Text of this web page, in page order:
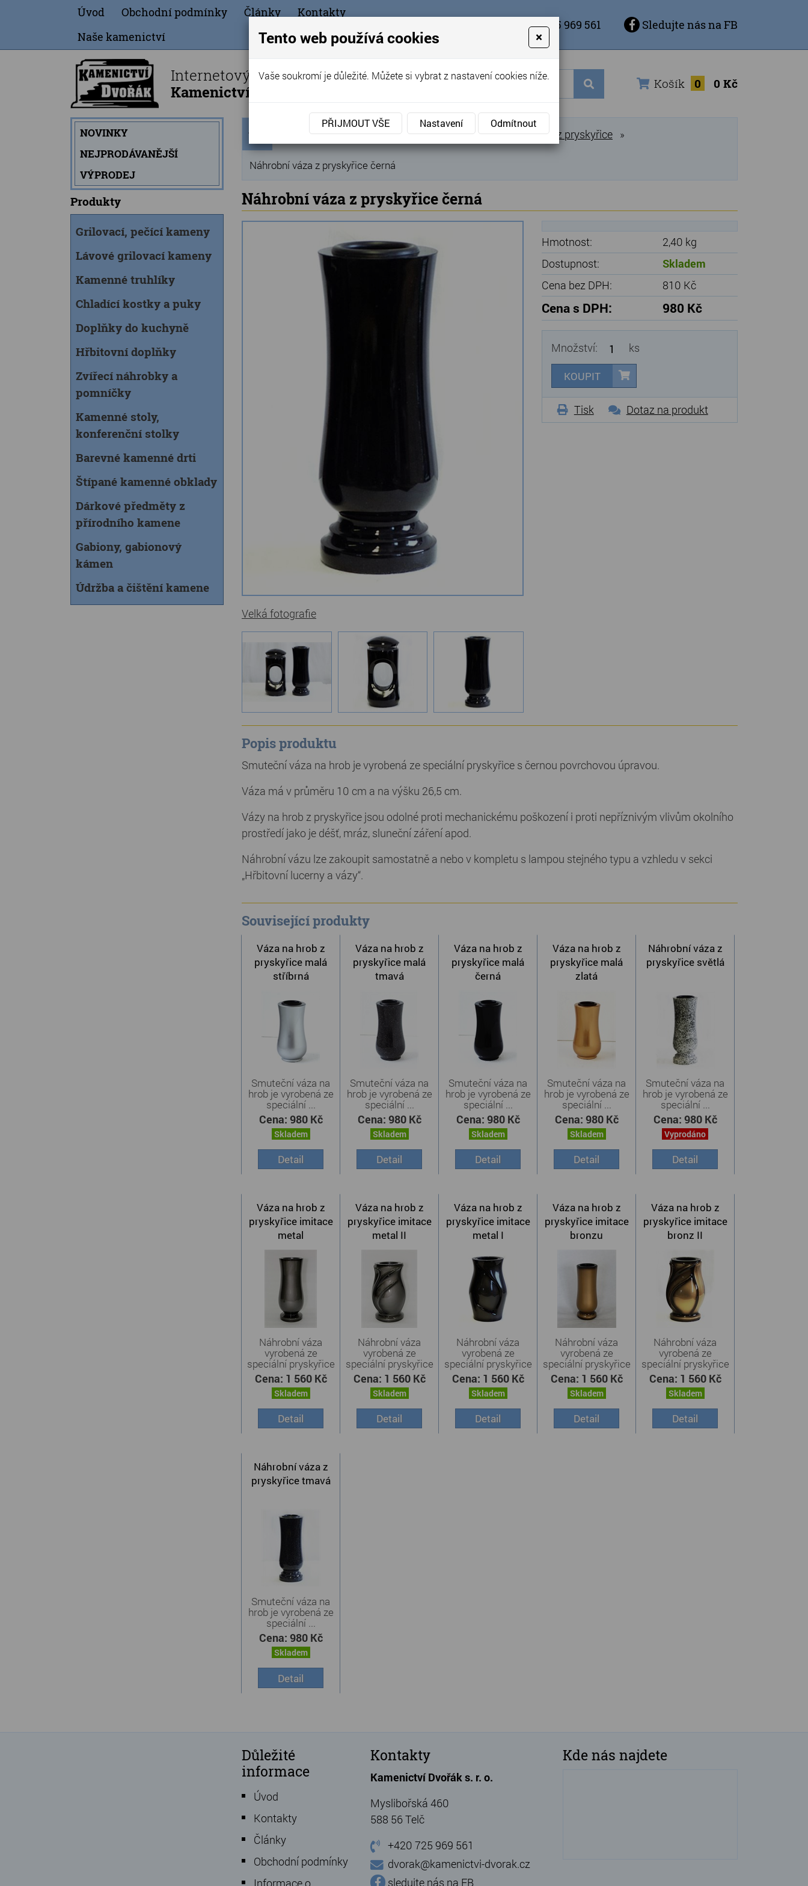
Úvod Obchodní podmínky Články
Kontakty
Naše kamenictví
+420 725 969 561 Sledujte nás na FB
Internetový obchod
Kamenictví Dvořák - Telč
Košík 0 0 Kč
NOVINKY
NEJPRODÁVANĚJŠÍ
VÝPRODEJ
Produkty
Grilovací, pečící kameny
Lávové grilovací kameny
Kamenné truhlíky
Chladící kostky a puky
Doplňky do kuchyně
Hřbitovní doplňky
Zvířecí náhrobky a
pomníčky
Kamenné stoly,
konferenční stolky
Barevné kamenné drti
Štípané kamenné obklady
Dárkové předměty z
přírodního kamene
Gabiony, gabionový
kámen
Údržba a čištění kamene
stránka
Produkty » Hřbitovní doplňky » Hřbitovní vázy » Vázy z pryskyřice »
Náhrobní váza z pryskyřice černá
Náhrobní váza z pryskyřice černá
Velká fotografie
Hmotnost:
2,40 kg
Dostupnost:
Skladem
Cena bez DPH:
810 Kč
Cena s DPH: 980 Kč
Množství: ks
KOUPIT
Tisk Dotaz na produkt
Popis produktu
Smuteční váza na hrob je vyrobená ze speciální pryskyřice s černou povrchovou úpravou.
Váza má v průměru 10 cm a na výšku 26,5 cm.
Vázy na hrob z pryskyřice jsou odolné proti mechanickému poškození i proti nepříznivým vlivům okolního
prostředí jako je déšť, mráz, sluneční záření apod.
Náhrobní vázu lze zakoupit samostatně a nebo v kompletu s lampou stejného typu a vzhledu v sekci
„Hřbitovní lucerny a vázy“.
Související produkty
Váza na hrob z
pryskyřice malá
stříbrná
Smuteční váza na
hrob je vyrobená ze
speciální ...
Cena: 980 Kč
Skladem
Detail
Váza na hrob z
pryskyřice malá
tmavá
Smuteční váza na
hrob je vyrobená ze
speciální ...
Cena: 980 Kč
Skladem
Detail
Váza na hrob z
pryskyřice malá
černá
Smuteční váza na
hrob je vyrobená ze
speciální ...
Cena: 980 Kč
Skladem
Detail
Váza na hrob z
pryskyřice malá
zlatá
Smuteční váza na
hrob je vyrobená ze
speciální ...
Cena: 980 Kč
Skladem
Detail
Náhrobní váza z
pryskyřice světlá
Smuteční váza na
hrob je vyrobená ze
speciální ...
Cena: 980 Kč
Vyprodáno
Detail
Váza na hrob z
pryskyřice imitace
metal
Náhrobní váza
vyrobená ze
speciální pryskyřice
v ...
Cena: 1 560 Kč
Skladem
Detail
Váza na hrob z
pryskyřice imitace
metal II
Náhrobní váza
vyrobená ze
speciální pryskyřice
v ...
Cena: 1 560 Kč
Skladem
Detail
Váza na hrob z
pryskyřice imitace
metal I
Náhrobní váza
vyrobená ze
speciální pryskyřice
v ...
Cena: 1 560 Kč
Skladem
Detail
Váza na hrob z
pryskyřice imitace
bronzu
Náhrobní váza
vyrobená ze
speciální pryskyřice
v ...
Cena: 1 560 Kč
Skladem
Detail
Váza na hrob z
pryskyřice imitace
bronz II
Náhrobní váza
vyrobená ze
speciální pryskyřice
v ...
Cena: 1 560 Kč
Skladem
Detail
Náhrobní váza z
pryskyřice tmavá
Smuteční váza na
hrob je vyrobená ze
speciální ...
Cena: 980 Kč
Skladem
Detail
Důležité
informace
Úvod
Kontakty
Články
Obchodní podmínky
Informace o
Kontakty
Kamenictví Dvořák s. r. o.
Myslibořská 460
588 56 Telč
+420 725 969 561
dvorak@kamenictvi-dvorak.cz
sledujte nás na FB
Kde nás najdete
Tento web používá cookies ×
Vaše soukromí je důležité. Můžete si vybrat z nastavení cookies níže.
PŘIJMOUT VŠE Nastavení Odmítnout